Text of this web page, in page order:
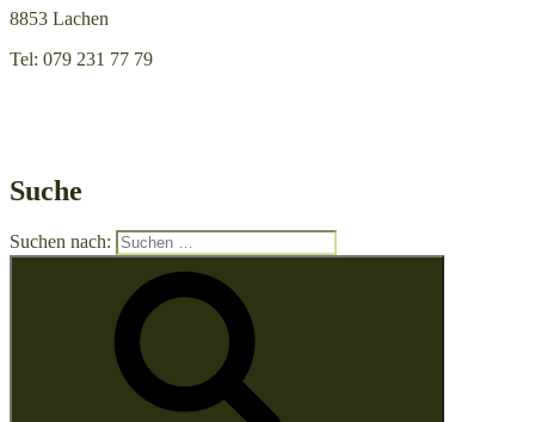
8853 Lachen
Tel: 079 231 77 79
Suche
Suchen nach: